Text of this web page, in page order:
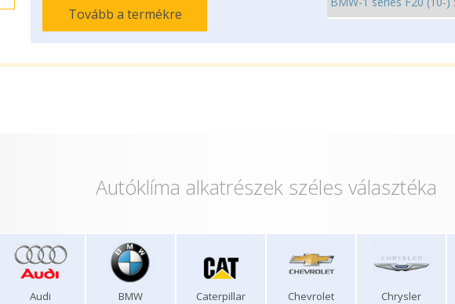
Tovább a termékre
Autóklíma alkatrészek széles választéka
Audi BMW Caterpillar Chevrolet Chrysler